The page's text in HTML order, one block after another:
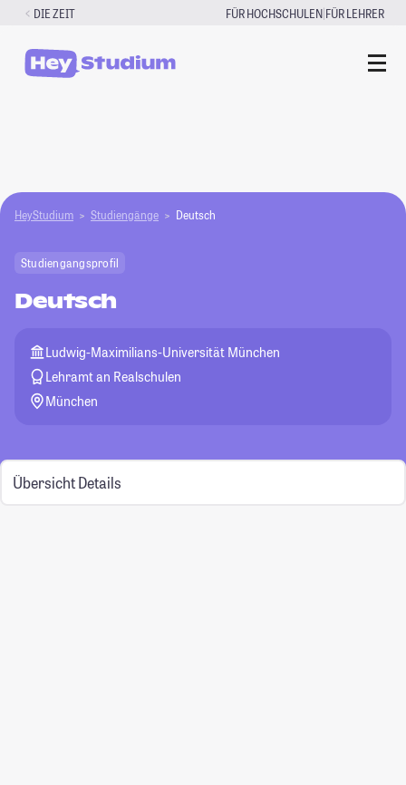
Zum
springen
DIE ZEIT FÜR HOCHSCHULEN|FÜR LEHRER
HeyStudium Studiengänge Deutsch
Studiengangsprofil
Deutsch
Ludwig-Maximilians-Universität München
Lehramt an Realschulen
München
Übersicht Details